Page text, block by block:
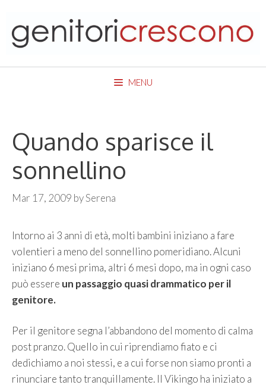
content
MENU
Quando sparisce il
sonnellino
Mar 17, 2009 bySerena
Intorno ai 3 anni di età, molti bambini iniziano a fare
volentieri a meno del sonnellino pomeridiano. Alcuni
iniziano 6 mesi prima, altri 6 mesi dopo, ma in ogni caso
può essere un passaggio quasi drammatico per il
genitore.
Per il genitore segna l’abbandono del momento di calma
post pranzo. Quello in cui riprendiamo fiato e ci
dedichiamo a noi stessi, e a cui forse non siamo pronti a
rinunciare tanto tranquillamente. Il Vikingo ha iniziato a